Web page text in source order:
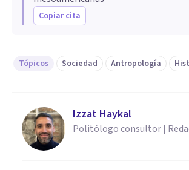
Copiar cita
Tópicos Sociedad Antropología
Izzat Haykal
Politólogo consultor |